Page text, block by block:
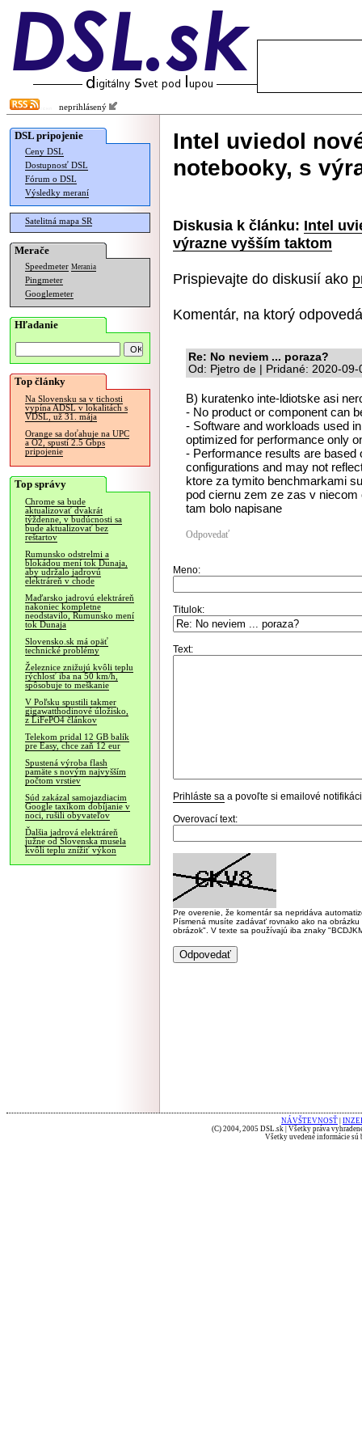
neprihlásený
DSL pripojenie
Ceny DSL
Dostupnosť DSL
Fórum o DSL
Výsledky meraní
Satelitná mapa SR
Merače
Speedmeter Merania
Pingmeter
Googlemeter
Hľadanie
Top články
Na Slovensku sa v tichosti
vypína ADSL v lokalitách s
VDSL, už 31. mája
Orange sa doťahuje na UPC
a O2, spustí 2.5 Gbps
pripojenie
Top správy
Chrome sa bude
aktualizovať dvakrát
týždenne, v budúcnosti sa
bude aktualizovať bez
reštartov
Rumunsko odstrelmi a
blokádou mení tok Dunaja,
aby udržalo jadrovú
elektráreň v chode
Maďarsko jadrovú elektráreň
nakoniec kompletne
neodstavilo, Rumunsko mení
tok Dunaja
Slovensko.sk má opäť
technické problémy
Železnice znižujú kvôli teplu
rýchlosť iba na 50 km/h,
spôsobuje to meškanie
V Poľsku spustili takmer
gigawatthodinové úložisko,
z LiFePO4 článkov
Telekom pridal 12 GB balík
pre Easy, chce zaň 12 eur
Spustená výroba flash
pamäte s novým najvyšším
počtom vrstiev
Súd zakázal samojazdiacim
Google taxíkom dobíjanie v
noci, rušili obyvateľov
Ďalšia jadrová elektráreň
južne od Slovenska musela
kvôli teplu znížiť výkon
Intel uviedol
notebooky, s
Diskusia k článku: Intel
výrazne vyšším taktom
Prispievajte do diskusií ako
Komentár, na ktorý
Re: No neviem ... poraza?
Od: Pjetro de | Pridané: 2020-
B) kuratenko inte-ldiotske asi
- No product or component can
- Software and workloads used
optimized for performance only
- Performance results are based
configurations and may not
ktore za tymito benchmarkami
pod ciernu zem ze zas v
tam bolo napisane
Odpovedať
Meno:
Titulok:
Text:
Prihláste sa a povoľte si emailové
Overovací text:
Pre overenie, že komentár sa nepridáva
Písmená musíte zadávať rovnako ako na
obrázok". V texte sa používajú iba znaky
NÁVŠTEVNOSŤ
(C) 2004, 2005 DSL.sk | Všetky práva
Všetky uvedené informácie sú